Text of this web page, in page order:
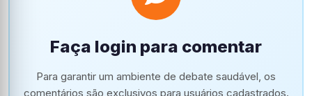
Faça login para comentar
Para garantir um ambiente de debate saudável, os
comentários são exclusivos para usuários cadastrados.